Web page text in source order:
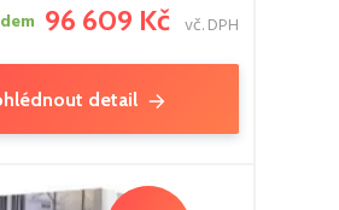
96 609 Kč vč. DPH
detail